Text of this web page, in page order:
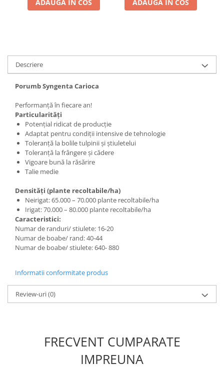
Ingrasaminte plante
Ingrasaminte plante - FLORI
Ingrasaminte plante - FLORI - GEL
Casa, Gradina
Accesorii agricole
Accesorii gard electric
Accesorii irigat
Araci/ Suporti plante
Candele / Rezerve / Lumanari
Diverse casa si gradina
Diverse depozitare
Echipament protectie gradina
Fir/Ata de legat
Furtun / banda / tub
Motofierastrau / Drujba
Pila motofierastrau / drujba
Plasa de umbrire
ADAUGA IN COS ADAUGA IN COS
Descriere
Porumb Syngenta Carioca
Performanță în fiecare an!
Particularităţi
Potențial ridicat de producție
Adaptat pentru condiții intensive de tehnologie
Toleranță la bolile tulpinii și știuletelui
Toleranță la frângere și cădere
Vigoare bună la răsărire
Talie medie
Densități (plante recoltabile/ha)
Neirigat: 65.000 – 70.000 plante recoltabile/ha
Irigat: 70.000 – 80.000 plante recoltabile/ha
Caracteristici:
Numar de randuri/ stiulete: 16-20
Numar de boabe/ rand: 40-44
Numar de boabe/ stiulete: 640- 880
Informatii conformitate produs
Review-uri(0)
FRECVENT CUMPARATE
IMPREUNA